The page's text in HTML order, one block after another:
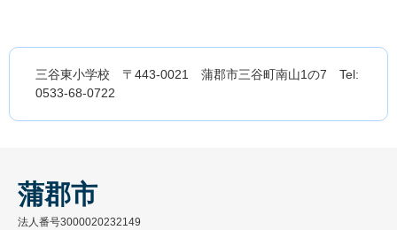
三谷東小学校 〒443-0021 蒲郡市三谷町南山1の7 Tel:
0533-68-0722
蒲郡市
法人番号3000020232149